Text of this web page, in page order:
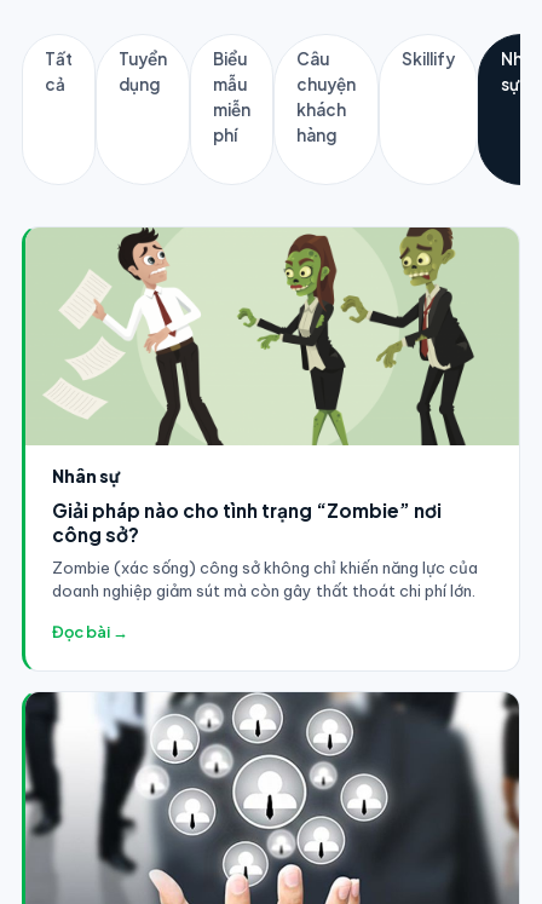
Tất
cả
Tuyển
dụng
Biểu
mẫu
miễn
phí
Câu
chuyện
khách
hàng
Skillify
Nhân
sự
Nhân sự
Giải pháp nào cho tình trạng “Zombie” nơi
công sở?
Zombie (xác sống) công sở không chỉ khiến năng lực của
doanh nghiệp giảm sút mà còn gây thất thoát chi phí lớn.
Đọc bài →